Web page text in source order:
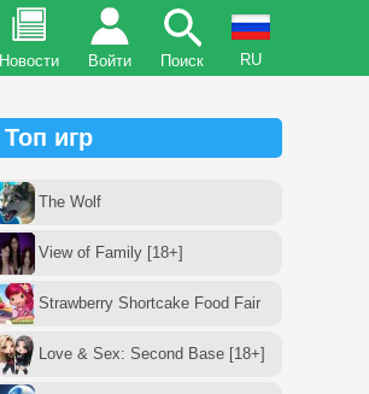
Новости Войти Поиск RU
Топ игр
The Wolf
View of Family [18+]
Strawberry Shortcake Food Fair
Love & Sex: Second Base [18+]